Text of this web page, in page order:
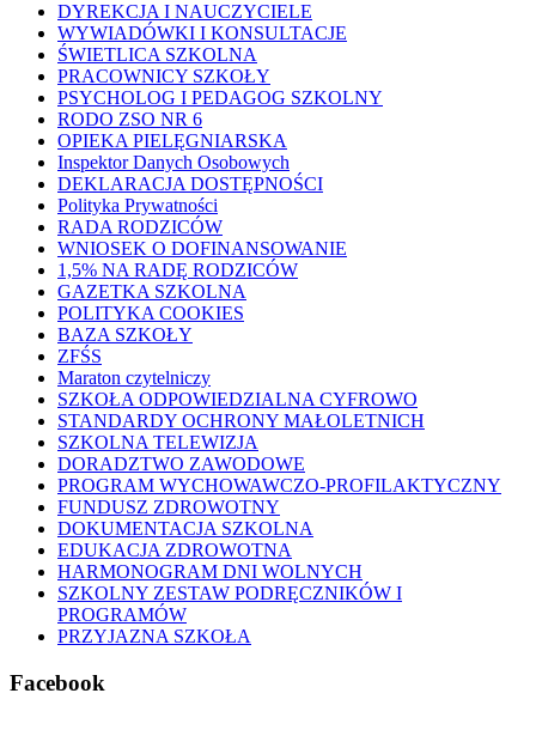
DYREKCJA I NAUCZYCIELE
WYWIADÓWKI I KONSULTACJE
ŚWIETLICA SZKOLNA
PRACOWNICY SZKOŁY
PSYCHOLOG I PEDAGOG SZKOLNY
RODO ZSO NR 6
OPIEKA PIELĘGNIARSKA
Inspektor Danych Osobowych
DEKLARACJA DOSTĘPNOŚCI
Polityka Prywatności
RADA RODZICÓW
WNIOSEK O DOFINANSOWANIE
1,5% NA RADĘ RODZICÓW
GAZETKA SZKOLNA
POLITYKA COOKIES
BAZA SZKOŁY
ZFŚS
Maraton czytelniczy
SZKOŁA ODPOWIEDZIALNA CYFROWO
STANDARDY OCHRONY MAŁOLETNICH
SZKOLNA TELEWIZJA
DORADZTWO ZAWODOWE
PROGRAM WYCHOWAWCZO-PROFILAKTYCZNY
FUNDUSZ ZDROWOTNY
DOKUMENTACJA SZKOLNA
EDUKACJA ZDROWOTNA
HARMONOGRAM DNI WOLNYCH
SZKOLNY ZESTAW PODRĘCZNIKÓW I
PROGRAMÓW
PRZYJAZNA SZKOŁA
Facebook